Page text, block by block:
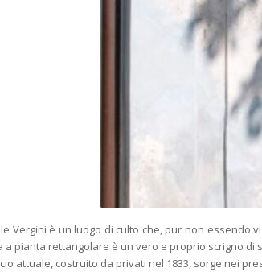
Vergini è un luogo di culto che, pur non
a pianta rettangolare è un vero e proprio scrigno di
attuale, costruito da privati nel 1833, sorge nei